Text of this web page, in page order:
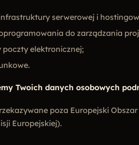
serwerowej i
do zarządzania
poczty elektronicznej;
Twoich danych osobowych
poza Europejski
Europejskiej).